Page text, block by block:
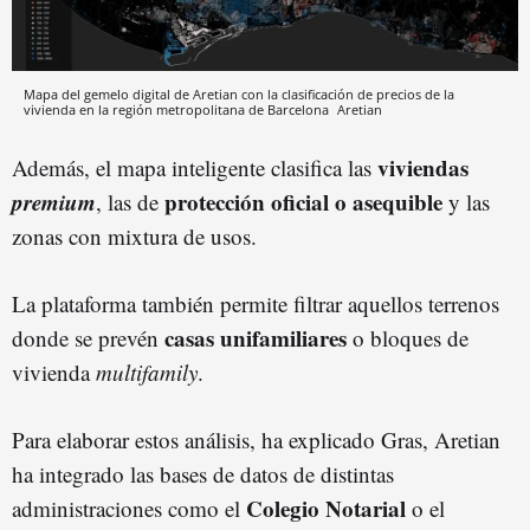
Mapa del gemelo digital de Aretian con la clasificación de precios de la
vivienda en la región metropolitana de Barcelona Aretian
Además, el mapa inteligente clasifica las viviendas
premium, las de protección oficial o asequible y las
zonas con mixtura de usos.
La plataforma también permite filtrar aquellos terrenos
donde se prevén casas unifamiliares o bloques de
viviendamultifamily.
Para elaborar estos análisis, ha explicado Gras, Aretian
ha integrado las bases de datos de distintas
administraciones como el Colegio Notarial o el